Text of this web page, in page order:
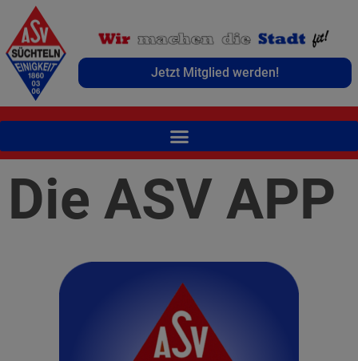
Jetzt Mitglied werden!
Die ASV APP